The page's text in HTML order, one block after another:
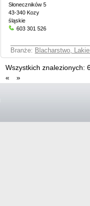
Słoneczników 5
43-340 Kozy
śląskie
603 301 526
Branże: Blacharstwo,
Wszystkich znalezionych:
«
»